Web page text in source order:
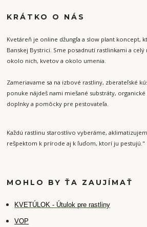
KRÁTKO O NÁS
Kvetáreň je online džungľa a slow plant koncept,
Banskej Bystrici. Sme posadnutí rastlinkami a celý
okolo nich, kvetov a okolo umenia.
Zameriavame sa na izbové rastliny, zberateľské
ponuke nájdeš nami miešané substráty,
doplnky a pomôcky pre pestovateľa.
Každú rastlinu starostlivo vyberáme,
rešpektom k prírode aj k ľuďom, ktorí ju pestujú."
MOHLO BY ŤA ZAUJÍMAŤ
KVETÚLOK - Útulok pre rastliny
VOP